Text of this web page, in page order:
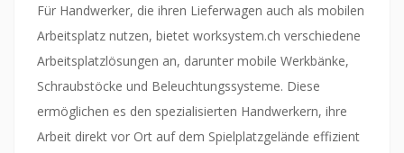
Für Handwerker, die ihren Lieferwagen auch als mobilen
Arbeitsplatz nutzen, bietet worksystem.ch verschiedene
Arbeitsplatzlösungen an, darunter mobile Werkbänke,
Schraubstöcke und Beleuchtungssysteme. Diese
ermöglichen es den spezialisierten Handwerkern, ihre
Arbeit direkt vor Ort auf dem Spielplatzgelände effizient